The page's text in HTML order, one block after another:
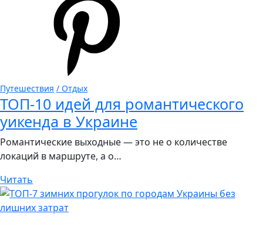
Путешествия / Отдых
ТОП-10 идей для романтического
уикенда в Украине
Романтические выходные — это не о количестве
локаций в маршруте, а о…
Читать